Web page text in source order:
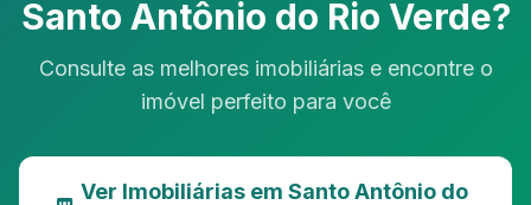
Santo Antônio do Rio Verde?
Consulte as melhores imobiliárias e encontre o
imóvel perfeito para você
Ver Imobiliárias em Santo Antônio do